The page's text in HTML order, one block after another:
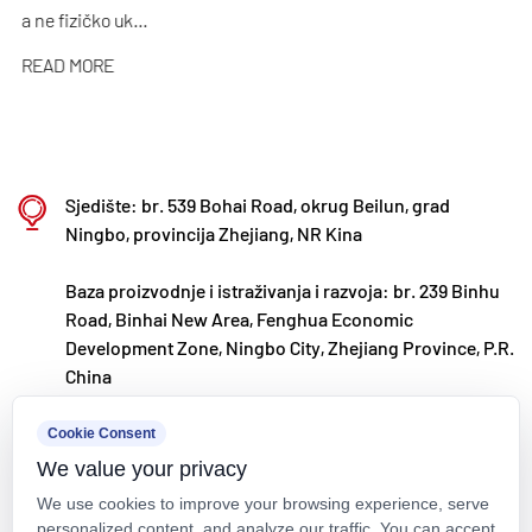
uvezenih sirovina. U skladu s našom
međunarodnom razvojnom strategijom,
"Made in China".
Ningbo • Fenghua baza za istraživanje i razvoj i
proizvodnju
S ukupnim ulaganjem od 200 milijuna RMB, Kaixin
Ultra-Pure Pipe Technology (Ningbo) Co., Ltd.
uspostavio je novi laboratorij za materijale u
suradnji sa sveučilištima i istraživačkim
institutima, izgradio modernu proizvodnu bazu i
instalirao 8 potpuno automatiziranih proizvodnih
a ne fizičko uk...
READ MORE
Sjedište: br. 539 Bohai Road, okrug Beilun, grad
Ningbo, provincija Zhejiang, NR Kina
Baza proizvodnje i istraživanja i razvoja: br. 239 Binhu
Road, Binhai New Area, Fenghua Economic
Development Zone, Ningbo City, Zhejiang Province, P.R.
China
kxpv@kxpv.com
+86-18067123177
Cookie Consent
We value your privacy
We use cookies to improve your browsing experience, serve